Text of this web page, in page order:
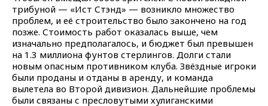
трибуной — «Ист Стэнд» — возникло множество
проблем, и её строительство было закончено на год
позже. Стоимость работ оказалась выше, чем
изначально предполагалось, и бюджет был превышен
на 1.3 миллиона фунтов стерлингов. Долги стали
новым опасным противником клуба. Звёздные игроки
были проданы и отданы в аренду, и команда
вылетела во Второй дивизион. Дальнейшие проблемы
были связаны с пресловутыми хулиганскими